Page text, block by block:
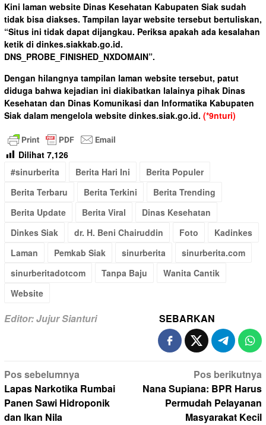
Kini laman website Dinas Kesehatan Kabupaten Siak sudah
tidak bisa diakses. Tampilan layar website tersebut bertuliskan,
“Situs ini tidak dapat dijangkau. Periksa apakah ada kesalahan
ketik di dinkes.siakkab.go.id.
DNS_PROBE_FINISHED_NXDOMAIN”.
Dengan hilangnya tampilan laman website tersebut, patut
diduga bahwa kejadian ini diakibatkan lalainya pihak Dinas
Kesehatan dan Dinas Komunikasi dan Informatika Kabupaten
Siak dalam mengelola website dinkes.siak.go.id. (*9nturi)
Dilihat 7,126
#sinurberita
Berita Hari Ini
Berita Populer
Berita Terbaru
Berita Terkini
Berita Trending
Berita Update
Berita Viral
Dinas Kesehatan
Dinkes Siak
dr. H. Beni Chairuddin Foto
Kadinkes
Laman
Pemkab Siak sinurberita
sinurberita.com
sinurberitadotcom
Tanpa Baju
Wanita Cantik
Website
Editor: Jujur Sianturi SEBARKAN
Navigasi
pos
Pos sebelumnya
Lapas Narkotika Rumbai
Panen Sawi Hidroponik
dan Ikan Nila
Pos berikutnya
Nana Supiana: BPR Harus
Permudah Pelayanan
Masyarakat Kecil